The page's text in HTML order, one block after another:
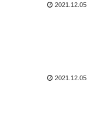
2021.12.05
2021.12.05